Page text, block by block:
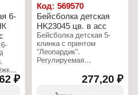
6-
₽
Код:569570
Бейсболка детская
НK23045 цв. в асс
Бейсболка детская 5-
клинка с принтом
"Леопардик".
Регулируемая
Характеристики:
277,20 ₽